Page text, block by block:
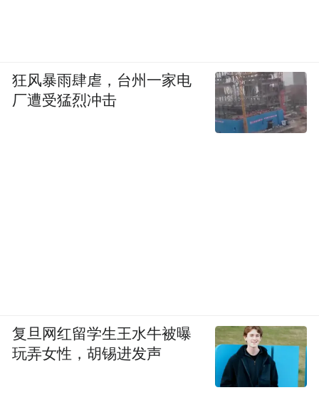
狂风暴雨肆虐，台州一家电
厂遭受猛烈冲击
复旦网红留学生王水牛被曝
玩弄女性，胡锡进发声